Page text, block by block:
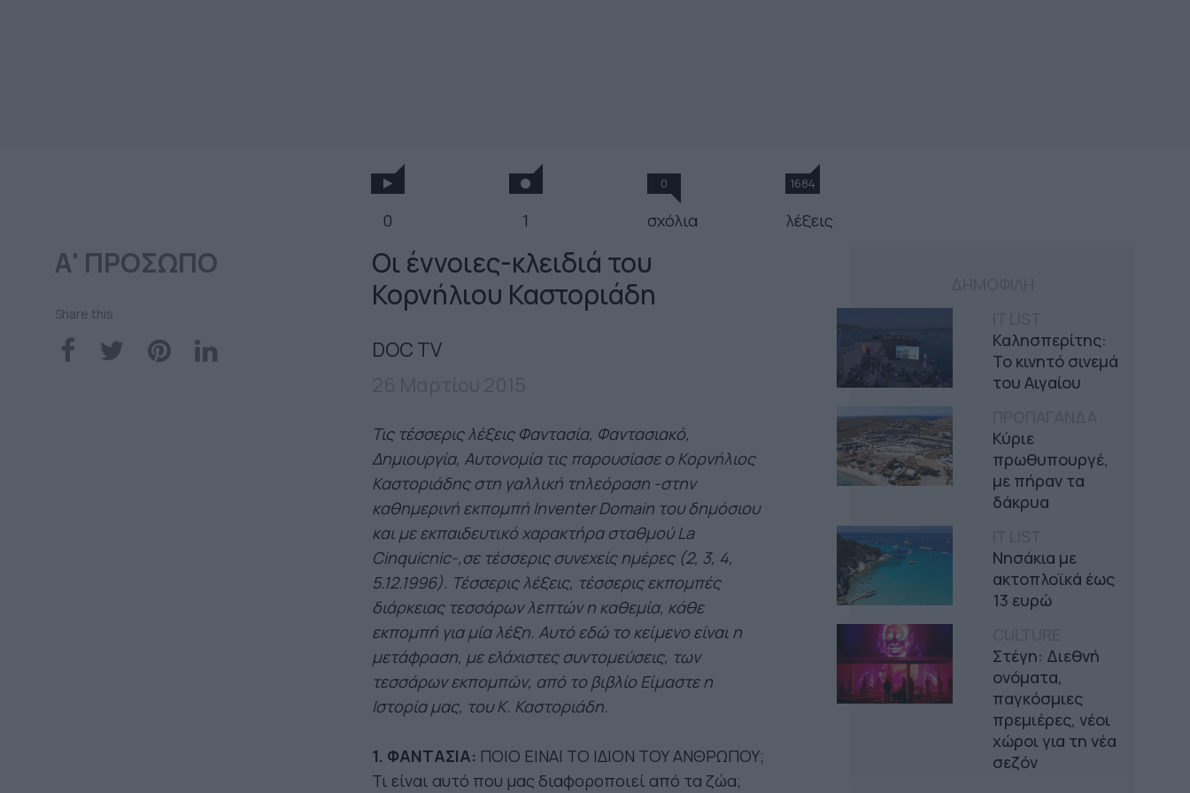
0 1
0
σχόλια
1684
λέξεις
Α' ΠΡΟΣΩΠΟ
Share this
Καλησπερίτης:
Το κινητό σινεμά
του Αιγαίου
Κύριε
πρωθυπουργέ,
με πήραν τα
δάκρυα
Νησάκια με
ακτοπλοϊκά έως
13 ευρώ
Στέγη: Διεθνή
ονόματα,
παγκόσμιες
πρεμιέρες, νέοι
χώροι για τη νέα
σεζόν
Οι έννοιες-κλειδιά του
Κορνήλιου Καστοριάδη
DOC TV
Τις τέσσερις λέξεις Φαντασία, Φαντασιακό,
Δημιουργία, Αυτονομία τις παρουσίασε ο Κορνήλιος
Καστοριάδης στη γαλλική τηλεόραση -στην
καθημερινή εκπομπή Inventer Domain του δημόσιου
και με εκπαιδευτικό χαρακτήρα σταθμού La
Cinquicnic-,σε τέσσερις συνεχείς ημέρες (2, 3, 4,
5.12.1996). Τέσσερις λέξεις, τέσσερις εκπομπές
διάρκειας τεσσάρων λεπτών η καθεμία, κάθε
εκπομπή για μία λέξη. Αυτό εδώ το κείμενο είναι η
μετάφραση, με ελάχιστες συντομεύσεις, των
τεσσάρων εκπομπών, από το βιβλίο Είμαστε η
Ιστορία μας, του Κ. Καστοριάδη.
1. ΦΑΝΤΑΣΙΑ: ΠΟΙΟ ΕΙΝΑΙ ΤΟ ΙΔΙΟΝ ΤΟΥ ΑΝΘΡΩΠΟΥ;
Τι είναι αυτό που μας διαφοροποιεί από τα ζώα;